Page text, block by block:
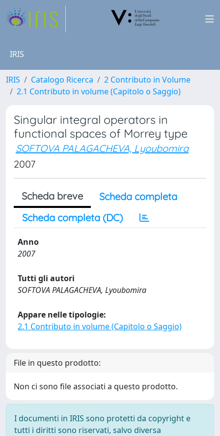
IRIS
IRIS Catalogo Ricerca
2 Contributo in Volume
2.1 Contributo in volume (Capitolo o Saggio)
Singular integral operators in
functional spaces of Morrey type
SOFTOVA PALAGACHEVA, Lyoubomira
2007
Scheda breve
Scheda completa
Scheda completa (DC)
Anno
2007
Tutti gli autori
SOFTOVA PALAGACHEVA, Lyoubomira
Appare nelle tipologie:
2.1 Contributo in volume (Capitolo o Saggio)
File in questo prodotto:
Non ci sono file associati a questo prodotto.
I documenti in IRIS sono protetti da copyright e
tutti i diritti sono riservati, salvo diversa